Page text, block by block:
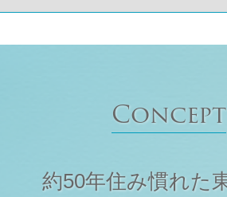
Concept
約50年住み慣れた